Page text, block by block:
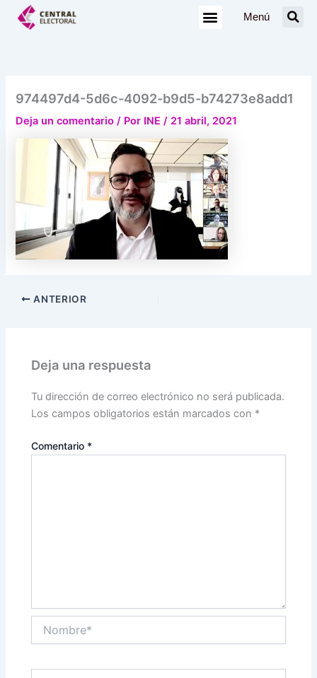
Menú
974497d4-5d6c-4092-b9d5-b74273e8add1
Deja un comentario / Por INE/ 21 abril, 2021
ANTERIOR
Deja una respuesta
Tu dirección de correo electrónico no será publicada.
Los campos obligatorios están marcados con *
Comentario *